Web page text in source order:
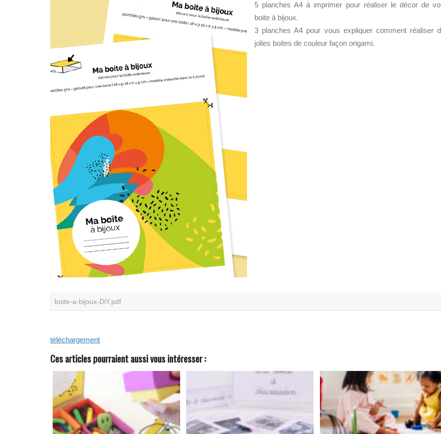
5 planches A4 à imprimer pour réaliser le décor de
boite à bijoux.
3 planches A4 pour vous expliquer comment réaliser
jolies boites de couleur façon origami.
boite-a-bijoux-DiY.pdf
téléchargement
Ces articles pourraient aussi vous intéresser :